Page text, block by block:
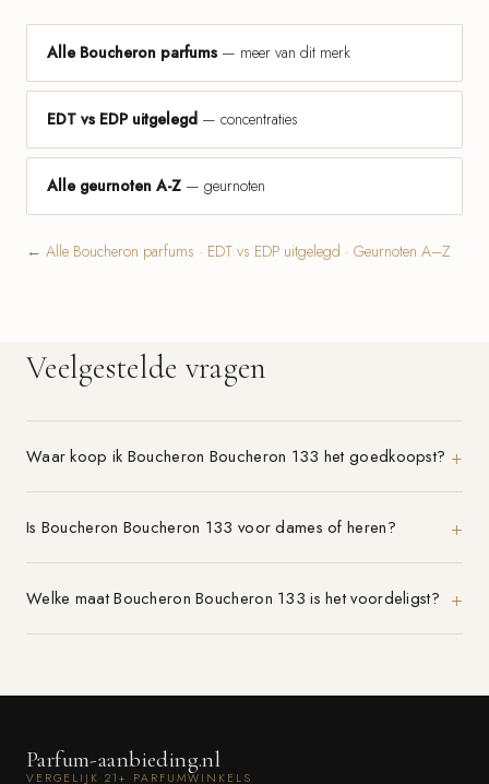
Alle Boucheron parfums — meer van dit merk
EDT vs EDP uitgelegd — concentraties
Alle geurnoten A-Z — geurnoten
← Alle Boucheron parfums · EDT vs EDP uitgelegd · Geurnoten A–Z
Veelgestelde vragen
Waar koop ik Boucheron Boucheron 133 het goedkoopst?
Is Boucheron Boucheron 133 voor dames of heren?
Welke maat Boucheron Boucheron 133 is het voordeligst?
Parfum-aanbieding.nl
VERGELIJK 21+ PARFUMWINKELS